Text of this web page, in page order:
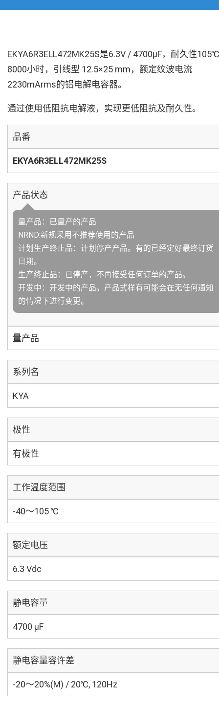
EKYA6R3ELL472MK25S是6.3V / 4700µF，耐久性105℃
8000小时，引线型 12.5×25 mm，额定纹波电流
2230mArms的铝电解电容器。
通过使用低阻抗电解液，实现更低阻抗及耐久性。
品番
EKYA6R3ELL472MK25S
产品状态
量产品：已量产的产品
NRND:新规采用不推荐使用的产品
计划生产终止品：计划停产产品。有的已经定好最终订货
日期。
生产终止品：已停产，不再接受任何订单的产品。
开发中：开发中的产品。产品式样有可能会在无任何通知
的情况下进行变更。
量产品
系列名
KYA
极性
有极性
工作温度范围
-40～105 ℃
额定电压
6.3 Vdc
静电容量
4700 µF
静电容量容许差
-20～20%(M) / 20℃, 120Hz